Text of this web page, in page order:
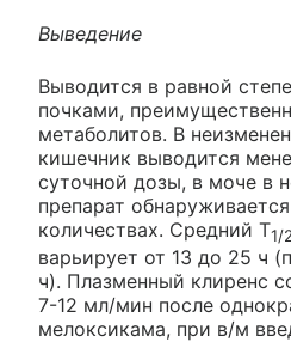
Выведение
Выводится в равной
почками,
метаболитов. В
кишечник выводится
суточной дозы, в моче в
препарат
количествах. Средний Т1/2
варьирует от 13 до 25 ч
ч). Плазменный клиренс
7-12 мл/мин после
мелоксикама, при в/м